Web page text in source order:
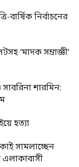
বার্ষিক নির্বাচনের
‘মাদক সম্রাজ্ঞী’
শারমিন:
হত্যা
সামলাচ্ছেন
এলাকাবাসী